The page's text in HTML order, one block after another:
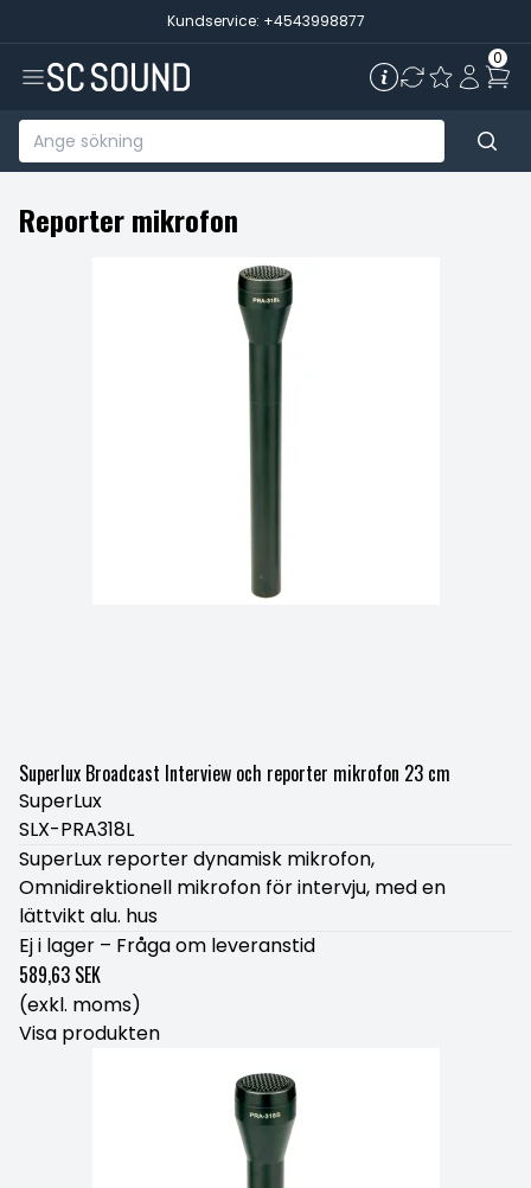
Kundservice: +4543998877
0
Reporter mikrofon
Superlux Broadcast Interview och reporter mikrofon 23 cm
SuperLux
SLX-PRA318L
SuperLux reporter dynamisk mikrofon,
Omnidirektionell mikrofon för intervju, med en
lättvikt alu. hus
Ej i lager – Fråga om leveranstid
589,63 SEK
(exkl. moms)
Visa produkten